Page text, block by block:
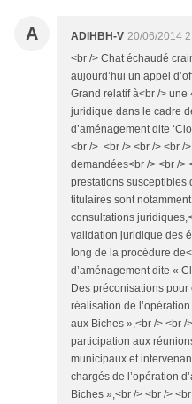
A ADIHBH-V 20/06/2014
<br /> Chat échaudé
aujourd’hui un appel
Grand relatif à<br /> une
juridique dans le cadre
d’aménagement dite
<br /> <br /> <br /> <br /
demandées<br /> <br />
prestations susceptibles
titulaires sont
consultations
validation juridique des
long de la procédure
d’aménagement dite «
Des préconisations
réalisation de
aux Biches »,<br /> <br /
participation aux
municipaux et
chargés de l’opération
Biches »,<br /> <br />